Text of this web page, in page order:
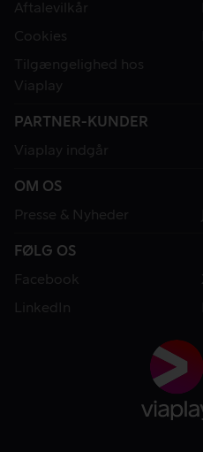
Aftalevilkår
Cookies
Tilgængelighed hos
Viaplay
PARTNER-KUNDER
Viaplay indgår
OM OS
Presse & Nyheder
FØLG OS
Facebook
LinkedIn